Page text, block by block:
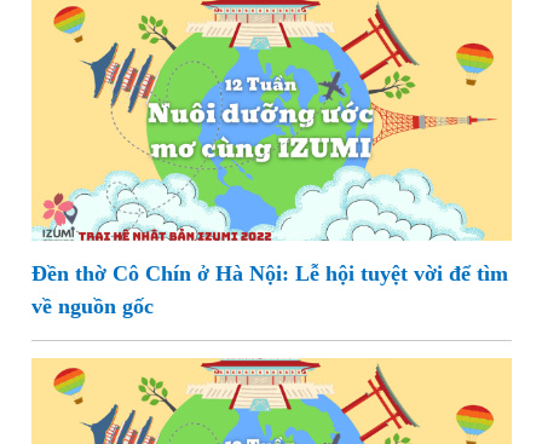
Đền thờ Cô Chín ở Hà Nội: Lễ hội tuyệt vời để tìm
về nguồn gốc